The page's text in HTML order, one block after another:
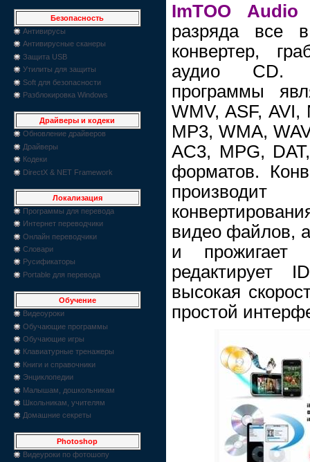
Безопасность
Антивирусы
Антивирусные сканеры
Защита USB
Утилиты для защиты
Soft для безопасности
Разблокировка Windows
Драйверы и кодеки
Обновление драйверов
Драйверы
Кодеки
DirectX & NET Framework
Локализация
Программы для перевода
Интернет переводчики
Онлайн переводчики
Словари
Русификаторы
Portable для перевода
Обучение
Видеоуроки
Обучающие программы
Обучающие игры
Клавиатурные тренажеры
Книги и справочники
Энциклопедии
Малышам, дошкольникам
Школьникам, учителям
Домашние секреты
Photoshop
Видеуроки по фотошопу
ImTOO Audio
разряда все
конвертер,
аудио CD.
программы
WMV, ASF,
MP3, WMA,
AC3, MPG,
форматов.
видео файлов,
и
редактирует
высокая
простой